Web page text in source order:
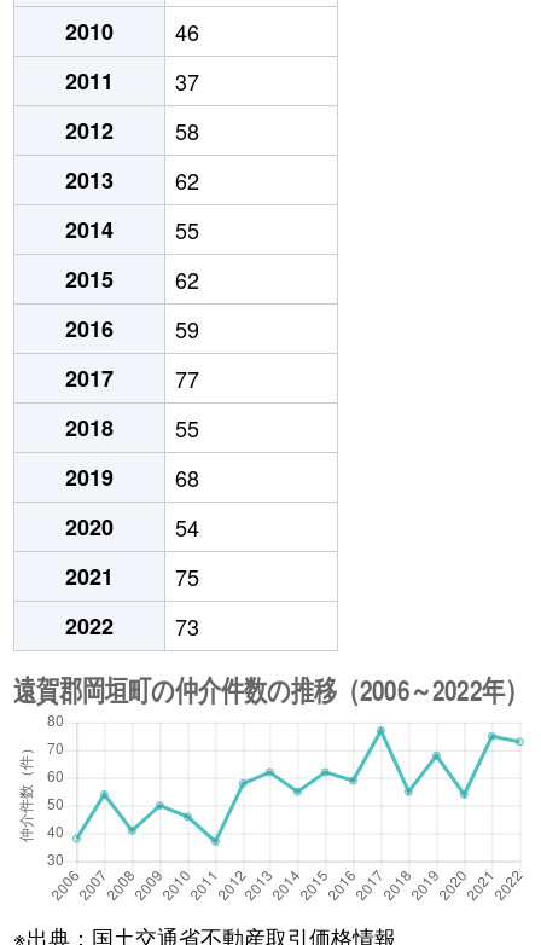
2010
46
2011
37
2012
58
2013
62
2014
55
2015
62
2016
59
2017
77
2018
55
2019
68
2020
54
2021
75
2022
73
※出典：国土交通省不動産取引価格情報